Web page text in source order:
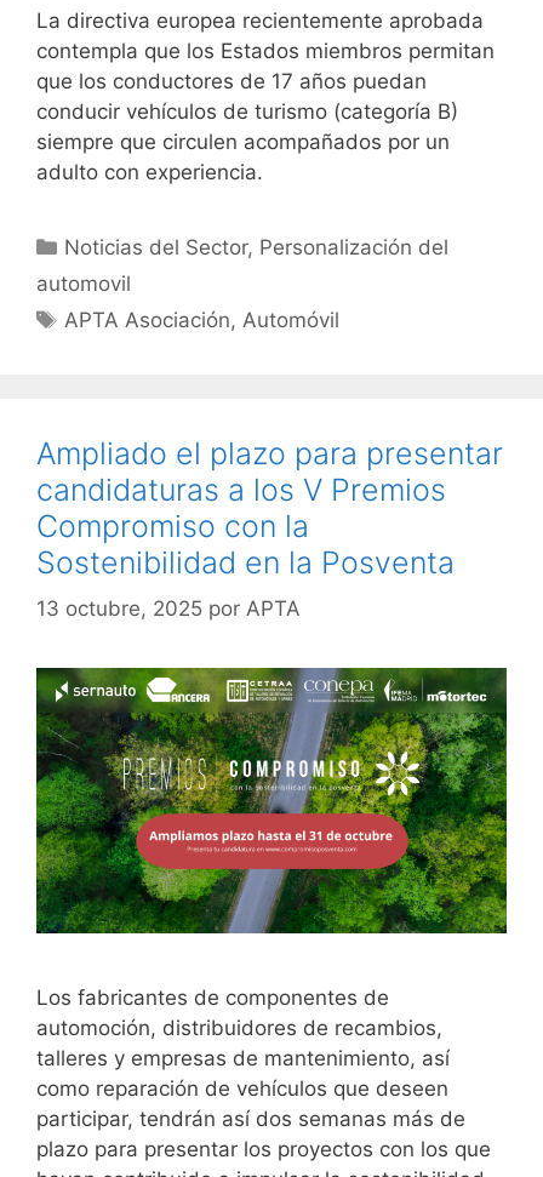
La directiva europea recientemente aprobada
contempla que los Estados miembros permitan
que los conductores de 17 años puedan
conducir vehículos de turismo (categoría B)
siempre que circulen acompañados por un
adulto con experiencia.
Noticias del Sector, Personalización del
automovil
APTA Asociación, Automóvil
Ampliado el plazo para presentar
candidaturas a los V Premios
Compromiso con la
Sostenibilidad en la Posventa
13 octubre, 2025 por APTA
Los fabricantes de componentes de
automoción, distribuidores de recambios,
talleres y empresas de mantenimiento, así
como reparación de vehículos que deseen
participar, tendrán así dos semanas más de
plazo para presentar los proyectos con los que